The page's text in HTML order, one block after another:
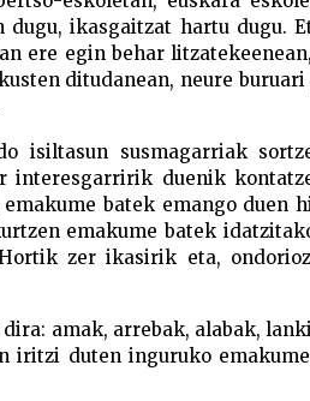
dugu, ikasgaitzat hartu dugu.
ere egin behar
ditudanean, neure
isiltasun susmagarriak
interesgarririk duenik
batek emango duen
emakume batek
zer ikasirik eta,
amak, arrebak, alabak,
iritzi duten inguruko